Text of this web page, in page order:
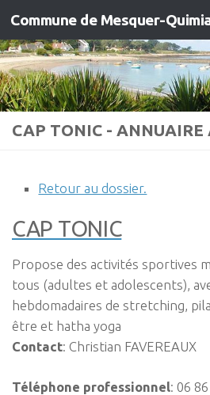
Skip to content
Commune de Mesquer-
CAP TONIC - ANNUAIRE
Retour au dossier.
CAP TONIC
Propose des activités sportives
tous (adultes et adolescents),
hebdomadaires de stretching,
être et hatha yoga
Contact: Christian FAVEREAUX
Téléphone professionnel: 06